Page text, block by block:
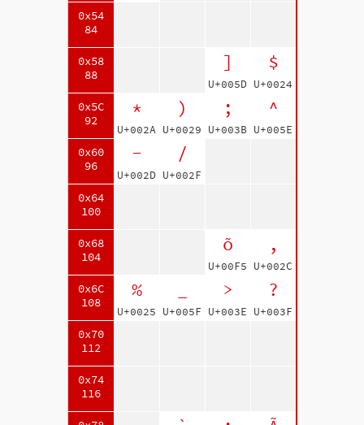
0x54
84
0x58
88
0x5C
92
0x60
96
0x64
100
0x68
104
0x6C
108
0x70
112
0x74
116
]
U+005D
$
U+0024
*
U+002A
)
U+0029
;
U+003B
^
U+005E
-
U+002D
/
U+002F
õ
U+00F5
,
U+002C
%
U+0025 U+005F
>
U+003E
?
U+003F